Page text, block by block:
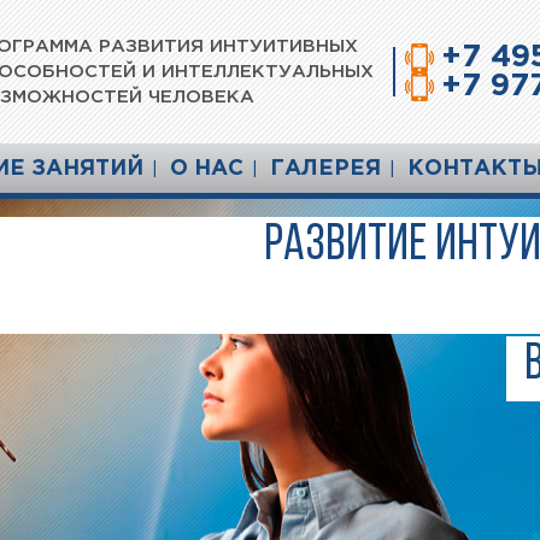
РАЗВИТИЯ ИНТУИТИВНЫХ
И ИНТЕЛЛЕКТУАЛЬНЫХ
ЧЕЛОВЕКА
+7
+7
ЗАНЯТИЙ О НАС ГАЛЕРЕЯ КОНТАКТЫ
«
«
Развитие
Развитие
Развитие